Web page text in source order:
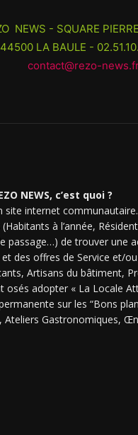
NEWS - SQUARE
44500 LA BAULE -
contact@rezo-
NEWS, c’est quoi ?
site internet communautaire.
à l’année,
passage…) de trouver une
des offres de Service et/
Artisans du bâtiment,
osés adopter « La Locale
sur les “Bons
Ateliers Gastronomiques,